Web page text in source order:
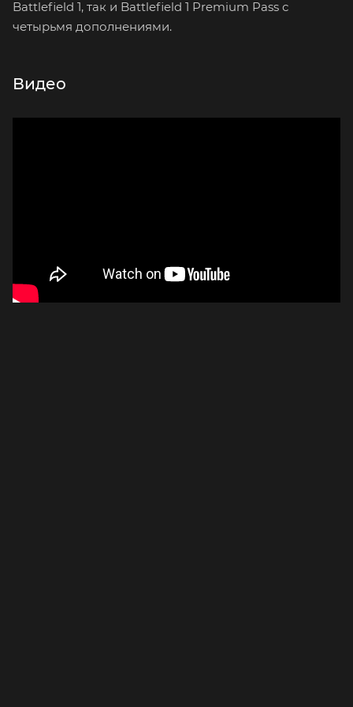
Battlefield 1, так и Battlefield 1 Premium Pass с
четырьмя дополнениями.
Видео